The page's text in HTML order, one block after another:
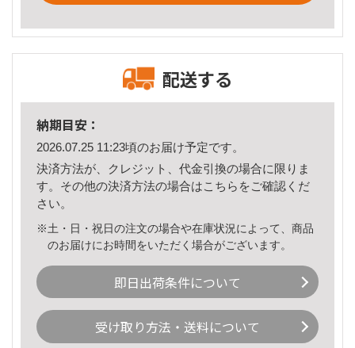
配送する
納期目安：
2026.07.25 11:23頃のお届け予定です。
決済方法が、クレジット、代金引換の場合に限りま
す。その他の決済方法の場合はこちら をご確認くだ
さい。
※土・日・祝日の注文の場合や在庫状況によって、商品
のお届けにお時間をいただく場合がございます。
即日出荷条件について
受け取り方法・送料について